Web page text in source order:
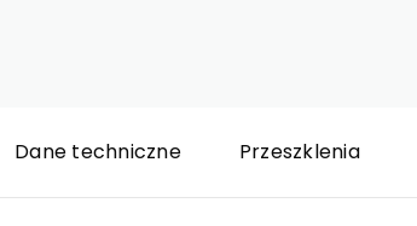
Dane techniczne Przeszklenia